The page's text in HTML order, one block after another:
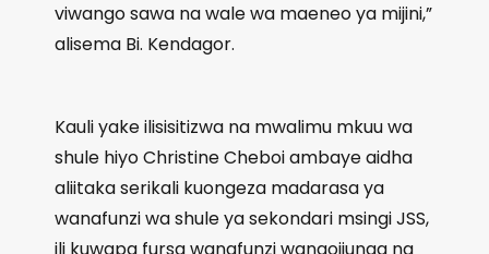
viwango sawa na wale wa maeneo ya mijini,”
alisema Bi. Kendagor.
Kauli yake ilisisitizwa na mwalimu mkuu wa
shule hiyo Christine Cheboi ambaye aidha
aliitaka serikali kuongeza madarasa ya
wanafunzi wa shule ya sekondari msingi JSS,